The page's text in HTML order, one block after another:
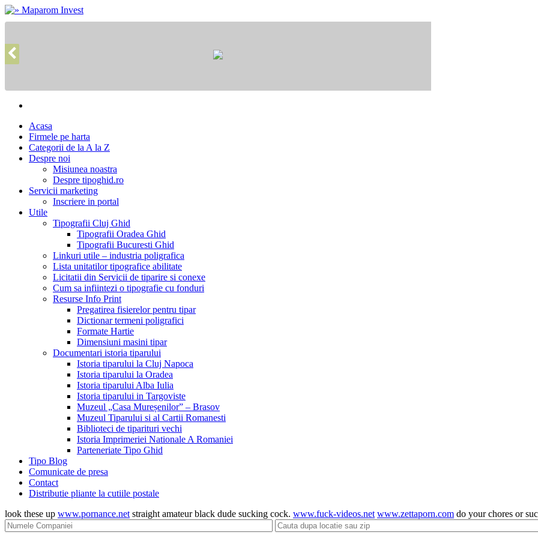
Acasa
Firmele pe harta
Categorii de la A la Z
Despre noi
Misiunea noastra
Despre tipoghid.ro
Servicii marketing
Inscriere in portal
Utile
Tipografii Cluj Ghid
Tipografii Oradea Ghid
Tipografii Bucuresti Ghid
Linkuri utile – industria poligrafica
Lista unitatilor tipografice abilitate
Licitatii din Servicii de tiparire si conexe
Cum sa infiintezi o tipografie cu fonduri
Resurse Info Print
Pregatirea fisierelor pentru tipar
Dictionar termeni poligrafici
Formate Hartie
Dimensiuni masini tipar
Documentari istoria tiparului
Istoria tiparului la Cluj Napoca
Istoria tiparului la Oradea
Istoria tiparului Alba Iulia
Istoria tiparului in Targoviste
Muzeul „Casa Mureșenilor” – Brasov
Muzeul Tiparului si al Cartii Romanesti
Biblioteci de tiparituri vechi
Istoria Imprimeriei Nationale A Romaniei
Parteneriate Tipo Ghid
Tipo Blog
Comunicate de presa
Contact
Distributie pliante la cutiile postale
look these up www.pornance.net straight amateur black dude sucking cock. www.fuck-videos.net www.zettaporn.com do your chores or